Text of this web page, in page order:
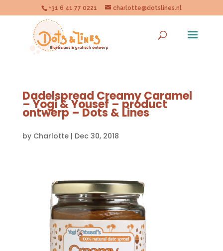
+31 6 41 77 0221 charlotte@dotslines.nl
Dadelspread Creamy Caramel
– Yogi & Yousef – product
ontwerp – Dots & Lines
by Charlotte| Dec 30, 2018